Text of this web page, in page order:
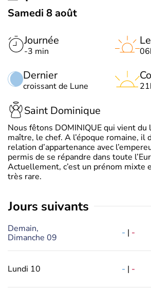
Samedi 8 août
Journée
-3 min
Dernier
croissant de Lune
Saint Dominique
Nous fêtons DOMINIQUE qui vient
maître, le chef. A l’époque romaine, il
relation d’appartenance avec
permis de se répandre dans toute
Actuellement, c’est un prénom mixte
très rare.
jours suivants
Demain,
Dimanche 09
- | -
Lundi 10 - | -